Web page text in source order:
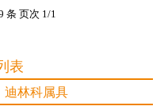
条 页次 1/1
表
迪林科属具